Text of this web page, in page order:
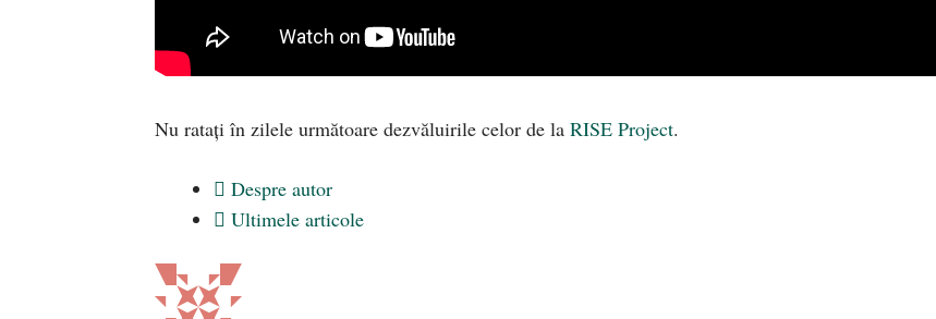
Nu ratați în zilele următoare dezvăluirile celor de la RISE Project.
Despre autor
Ultimele articole